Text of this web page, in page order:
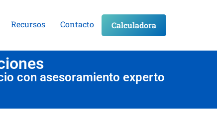
Recursos Contacto Calculadora
con asesoramiento experto